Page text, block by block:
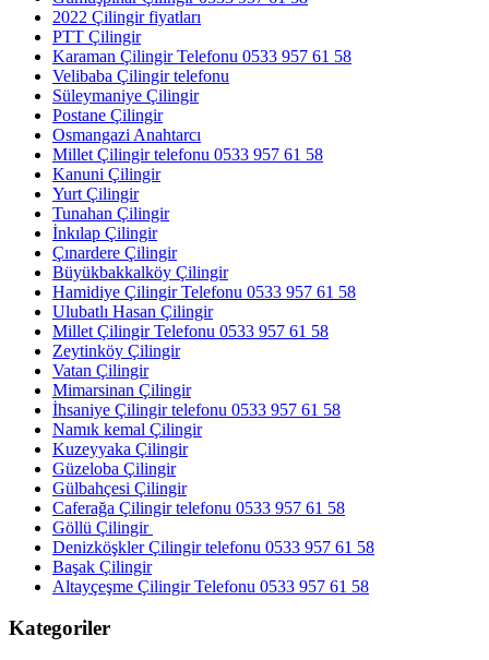
2022 Çilingir fiyatları
PTT Çilingir
Karaman Çilingir Telefonu 0533 957 61 58
Velibaba Çilingir telefonu
Süleymaniye Çilingir
Postane Çilingir
Osmangazi Anahtarcı
Millet Çilingir telefonu 0533 957 61 58
Kanuni Çilingir
Yurt Çilingir
Tunahan Çilingir
İnkılap Çilingir
Çınardere Çilingir
Büyükbakkalköy Çilingir
Hamidiye Çilingir Telefonu 0533 957 61 58
Ulubatlı Hasan Çilingir
Millet Çilingir Telefonu 0533 957 61 58
Zeytinköy Çilingir
Vatan Çilingir
Mimarsinan Çilingir
İhsaniye Çilingir telefonu 0533 957 61 58
Namık kemal Çilingir
Kuzeyyaka Çilingir
Güzeloba Çilingir
Gülbahçesi Çilingir
Caferağa Çilingir telefonu 0533 957 61 58
Göllü Çilingir
Denizköşkler Çilingir telefonu 0533 957 61 58
Başak Çilingir
Altayçeşme Çilingir Telefonu 0533 957 61 58
Kategoriler